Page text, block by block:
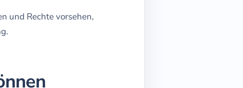
und Rechte vorsehen,